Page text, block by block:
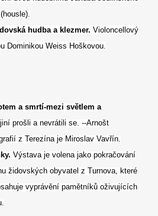
hudba a klezmer. Violoncellový
Dominikou Weiss Hoškovou.
a smrtí-mezi světlem a
prošli a nevrátili se. --Arnošt
z Terezína je Miroslav Vavřín.
Výstava je volena jako pokračování
židovských obyvatel z Turnova, které
vyprávění pamětníků oživujících